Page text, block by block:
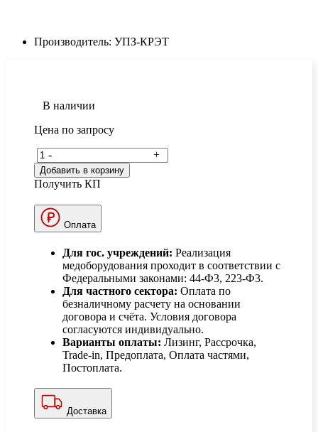
Производитель: УПЗ-КРЭТ
В наличии
Цена по запросу
- +
Добавить в корзину
Получить КП
Оплата
Для гос. учреждений: Реализация
медоборудования проходит в соответствии с
Федеральными законами: 44-Ф3, 223-Ф3.
Для частного сектора: Оплата по
безналичному расчету на основании
договора и счёта. Условия договора
согласуются индивидуально.
Варианты оплаты: Лизинг, Рассрочка,
Trade-in, Предоплата, Оплата частями,
Постоплата.
Доставка